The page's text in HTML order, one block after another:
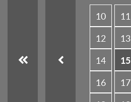
Poprzednia strona
10
11
12
13
14
15
16
17